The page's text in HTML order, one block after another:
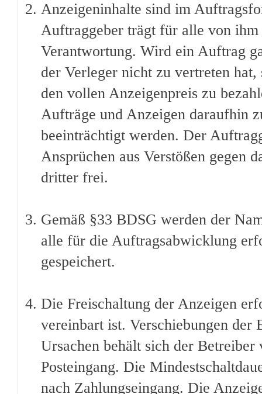
Anzeigeninhalte sind im
Auftraggeber trägt für alle von
Verantwortung. Wird ein Auftrag
der Verleger nicht zu vertreten
den vollen Anzeigenpreis zu
Aufträge und Anzeigen daraufhin
beeinträchtigt werden. Der
Ansprüchen aus Verstößen gegen
dritter frei.
Gemäß §33 BDSG werden der
alle für die Auftragsabwicklung
gespeichert.
Die Freischaltung der Anzeigen
vereinbart ist. Verschiebungen der
Ursachen behält sich der
Posteingang. Die
nach Zahlungseingang. Die